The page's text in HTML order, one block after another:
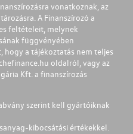
vonatkoznak, az
A Finanszírozó a
feltételeit, melynek
függvényében
hogy a tájékoztatás nem teljes
oldalról, vagy az
Kft. a finanszírozás
szerint kell gyártóiknak
kibocsátási értékekkel.